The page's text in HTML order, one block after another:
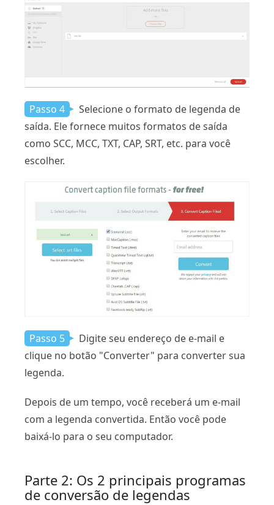
Passo 4
Selecione o formato de legenda de
saída. Ele fornece muitos formatos de saída
como SCC, MCC, TXT, CAP, SRT, etc. para você
escolher.
Passo 5
Digite seu endereço de e-mail e
clique no botão "Converter" para converter sua
legenda.
Depois de um tempo, você receberá um e-mail
com a legenda convertida. Então você pode
baixá-lo para o seu computador.
Parte 2: Os 2 principais programas
de conversão de legendas